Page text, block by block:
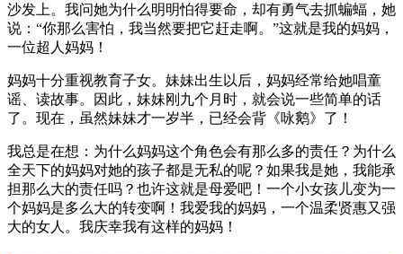
沙发上。我问她为什么明明怕得要命，却有勇气去抓蝙蝠，她
说：“你那么害怕，我当然要把它赶走啊。”这就是我的妈妈，
一位超人妈妈！
妈妈十分重视教育子女。妹妹出生以后，妈妈经常给她唱童
谣、读故事。因此，妹妹刚九个月时，就会说一些简单的话
了。现在，虽然妹妹才一岁半，已经会背《咏鹅》了！
我总是在想：为什么妈妈这个角色会有那么多的责任？为什么
全天下的妈妈对她的孩子都是无私的呢？如果我是她，我能承
担那么大的责任吗？也许这就是母爱吧！一个小女孩儿变为一
个妈妈是多么大的转变啊！我爱我的妈妈，一个温柔贤惠又强
大的女人。我庆幸我有这样的妈妈！